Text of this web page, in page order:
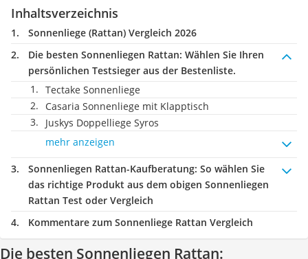
Inhaltsverzeichnis
Sonnenliege (Rattan) Vergleich 2026
Die besten Sonnenliegen Rattan: Wählen Sie Ihren
persönlichen Testsieger aus der Bestenliste.
Tectake Sonnenliege
Casaria Sonnenliege mit Klapptisch
Juskys Doppelliege Syros
mehr anzeigen
Sonnenliegen Rattan-Kaufberatung: So wählen Sie
das richtige Produkt aus dem obigen Sonnenliegen
Rattan Test oder Vergleich
Kommentare zum Sonnenliege Rattan Vergleich
Die besten Sonnenliegen Rattan: